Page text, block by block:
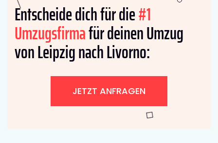
Entscheide dich für die#1
Umzugsfirmafür deinen Umzug
von Leipzig nach Livorno:
JETZT ANFRAGEN